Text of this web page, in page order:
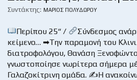
Συντάκτης: ΜΆΡΙΟΣ ΠΟΛΥΔΏΡΟΥ
Περίπου 25“ /
Σύνδεσμος
κείμενο… ➡Την παραμονή του
διατροφολόγου, Θανάση
γνωστοποίησε νωρίτερα σήμερα
Γαλαζοκίτρινη ομάδα. ✍Η